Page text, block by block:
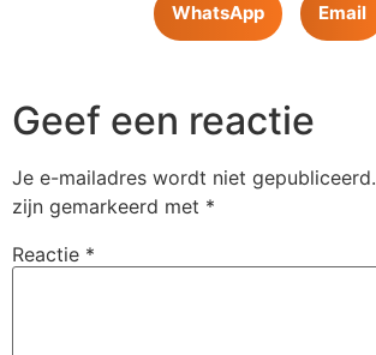
WhatsApp Email
Geef een reactie
Je e-mailadres wordt niet gepubliceerd.
zijn gemarkeerd met *
Reactie *